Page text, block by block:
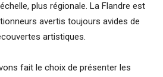
plus régionale. La Flandre est
avertis toujours avides de
artistiques.
fait le choix de présenter les